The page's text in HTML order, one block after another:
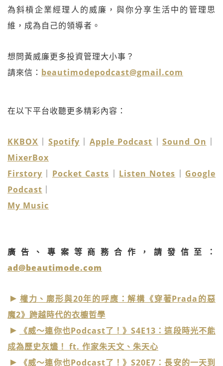
為斜槓企業經理人的威廉，與你分享生活中的管理思
維，成為自己的領導者。
想問黃威廉更多投資管理大小事？
請來信： beautimodepodcast@gmail.com
在以下平台收聽更多精彩內容：
KKBOX Spotify Apple Podcast ｜Sound On
MixerBox
Firstory
Pocket Casts Listen Notes
Google
Podcast
My Music
廣告、專案等商務合作，請發信至：
ad@beautimode.com
權力、廓形與20年的呼應：解構《穿著Prada的惡
魔2》跨越時代的衣櫥哲學
《威～連你也Podcast了！》S4E13：這段時光不能
成為歷史灰燼！ ft. 作家朱天文、朱天心
《威～連你也Podcast了！》S20E7：長安的一天到